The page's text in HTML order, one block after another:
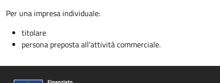
Per una impresa individuale:
titolare
persona preposta all'attività commerciale.